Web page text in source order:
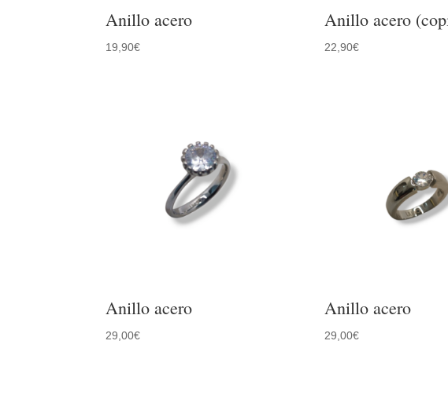
Anillo acero
19,90€
Anillo acero
22,90€
Anillo acero
29,00€
Anillo acero
29,00€